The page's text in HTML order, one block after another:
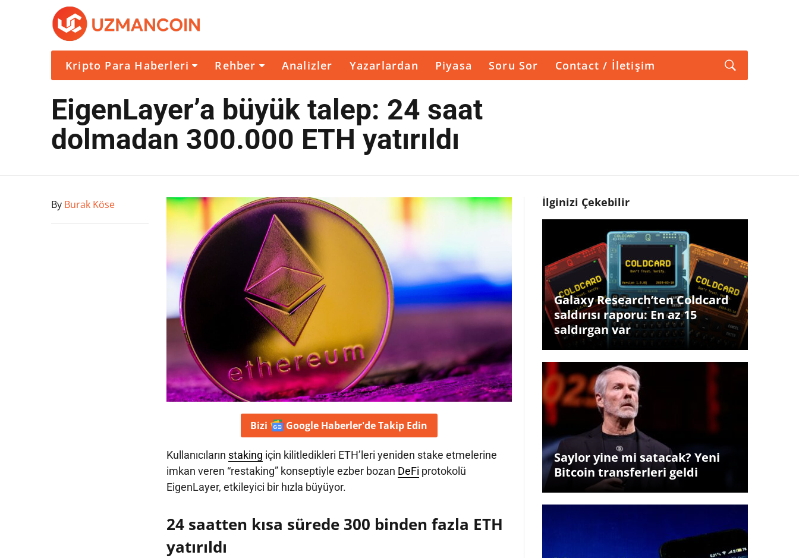
Kripto Para Haberleri Rehber Analizler Yazarlardan Piyasa Soru Sor Contact / İletişim
EigenLayer’a büyük talep: 24 saat
dolmadan 300.000 ETH yatırıldı
By Burak Köse
Bizi Google Haberler'deTakip Edin
Kullanıcıların staking için kilitledikleri ETH’leri yeniden stake etmelerine
imkan veren “restaking” konseptiyle ezber bozan DeFi protokolü
EigenLayer, etkileyici bir hızla büyüyor.
24 saatten kısa sürede 300 binden fazla ETH
yatırıldı
İlginizi Çekebilir
Galaxy Research’ten Coldcard
saldırısı raporu: En az 15
saldırgan var
Saylor yine mi satacak? Yeni
Bitcoin transferleri geldi